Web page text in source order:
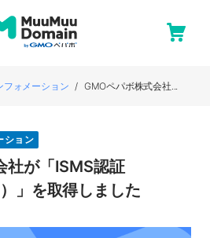
フォメーション GMOペパボ株式会社...
ション
社が「ISMS認証
」を取得しました